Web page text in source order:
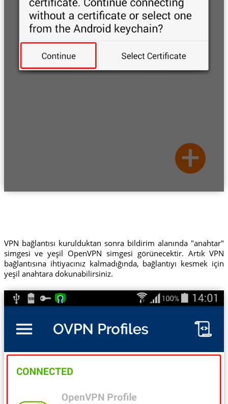
VPN bağlantısı kurulduktan sonra bildirim alanında "anahtar"
simgesi ve yeşil OpenVPN simgesi görünecektir. Artık VPN
bağlantısına ihtiyacınız kalmadığında, bağlantıyı kesmek için
yeşil anahtara dokunabilirsiniz.